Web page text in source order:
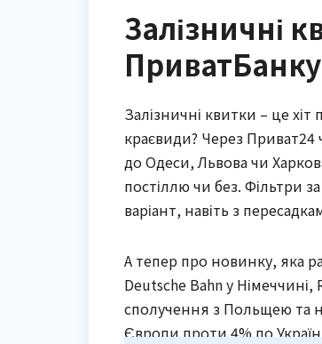
Залізничні
ПриватБанку
Залізничні квитки – це
краєвиди? Через Приват24
до Одеси, Львова чи
постіллю чи без. Фільтри
варіант, навіть з
А тепер про новинку, яка
Deutsche Bahn у Німеччині,
сполучення з Польщею та
Європи проти 4% по